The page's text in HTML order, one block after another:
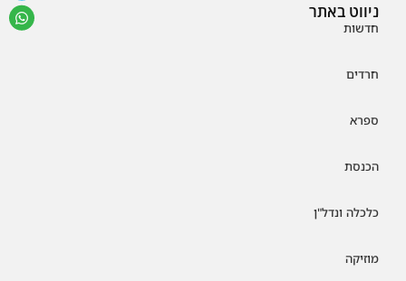
ניווט באתר
חדשות
חרדים
ספרא
הכנסת
כלכלה ונדל"ן
מוזיקה